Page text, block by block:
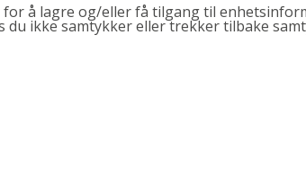
å lagre og/eller få tilgang til
ikke samtykker eller trekker tilbake